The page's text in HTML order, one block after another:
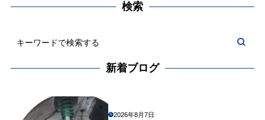
検索
新着ブログ
2026年8月7日